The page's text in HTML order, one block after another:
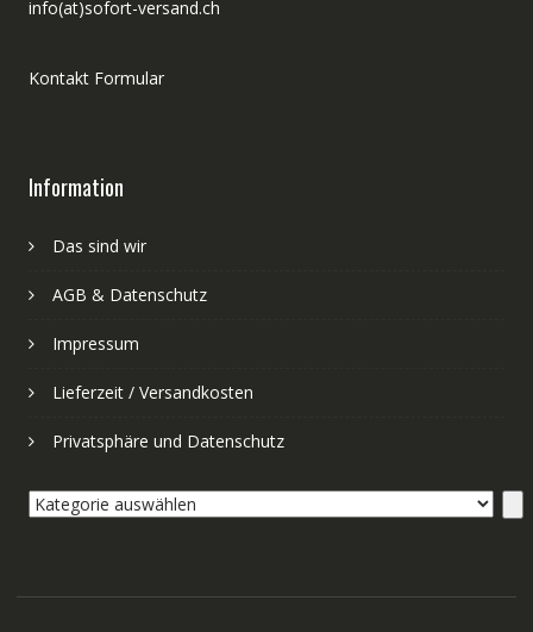
info(at)sofort-versand.ch
Kontakt Formular
Information
Das sind wir
AGB & Datenschutz
Impressum
Lieferzeit / Versandkosten
Privatsphäre und Datenschutz
Kategorie